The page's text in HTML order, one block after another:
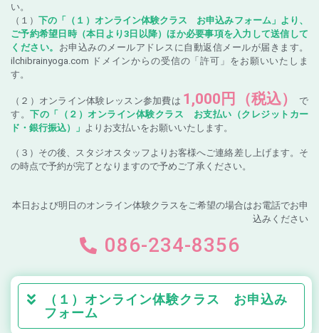
い。
（１）下の「（１）オンライン体験クラス お申込みフォーム」より、
ご予約希望日時（本日より3日以降）ほか必要事項を入力して送信して
ください。 お申込みのメールアドレスに自動返信メールが届きます。
ilchibrainyoga.com ドメインからの受信の「許可」をお願いいたしま
す。
（２）オンライン体験レッスン参加費は 1,000円（税込）
で
す。 下の「（２）オンライン体験クラス お支払い（クレジットカー
ド・銀行振込）」 よりお支払いをお願いいたします。
（３）その後、スタジオスタッフよりお客様へご連絡差し上げます。そ
の時点で予約が完了となりますので予めご了承ください。
本日および明日のオンライン体験クラスをご希望の場合はお電話でお申
込みください
086-234-8356
（１）オンライン体験クラス お申込み
フォーム